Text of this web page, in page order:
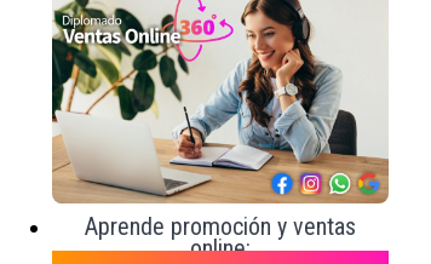
Aprende promoción y ventas
online: